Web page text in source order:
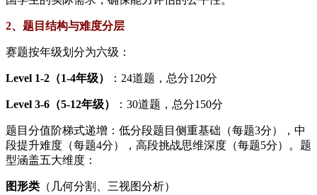
2、​​题目结构与难度分层​
赛题按年级划分为六级：
​Level 1-2（1-4年级）​ ​：24道题，总分120分
​Level 3-6（5-12年级）​ ​：30道题，总分150分
题目分值阶梯式递增：低分段题目侧重基础（每题3分），中
段提升难度（每题4分），高段挑战思维深度（每题5分）。题
型涵盖五大维度：
​图形类​ ​（几何分割、三视图分析）